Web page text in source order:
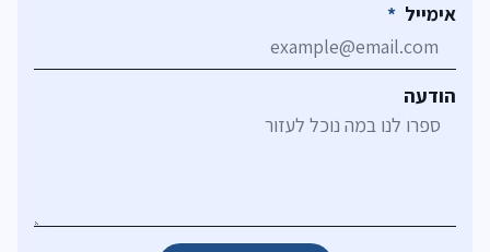
אימייל
הודעה